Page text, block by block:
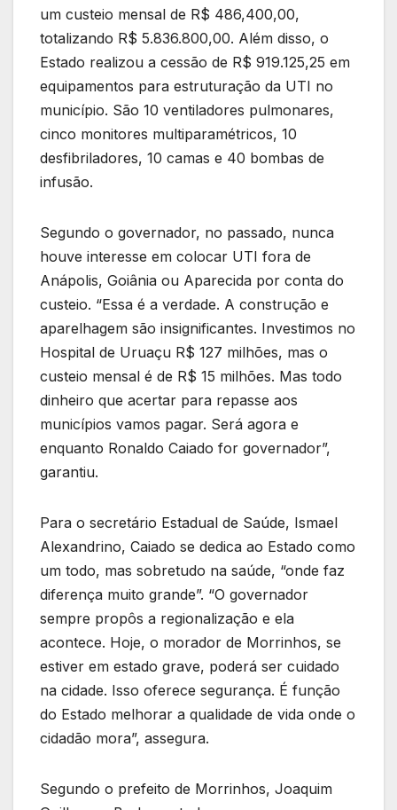
um custeio mensal de R$ 486,400,00,
totalizando R$ 5.836.800,00. Além disso, o
Estado realizou a cessão de R$ 919.125,25 em
equipamentos para estruturação da UTI no
município. São 10 ventiladores pulmonares,
cinco monitores multiparamétricos, 10
desfibriladores, 10 camas e 40 bombas de
infusão.
Segundo o governador, no passado, nunca
houve interesse em colocar UTI fora de
Anápolis, Goiânia ou Aparecida por conta do
custeio. “Essa é a verdade. A construção e
aparelhagem são insignificantes. Investimos no
Hospital de Uruaçu R$ 127 milhões, mas o
custeio mensal é de R$ 15 milhões. Mas todo
dinheiro que acertar para repasse aos
municípios vamos pagar. Será agora e
enquanto Ronaldo Caiado for governador”,
garantiu.
Para o secretário Estadual de Saúde, Ismael
Alexandrino, Caiado se dedica ao Estado como
um todo, mas sobretudo na saúde, “onde faz
diferença muito grande”. “O governador
sempre propôs a regionalização e ela
acontece. Hoje, o morador de Morrinhos, se
estiver em estado grave, poderá ser cuidado
na cidade. Isso oferece segurança. É função
do Estado melhorar a qualidade de vida onde o
cidadão mora”, assegura.
Segundo o prefeito de Morrinhos, Joaquim